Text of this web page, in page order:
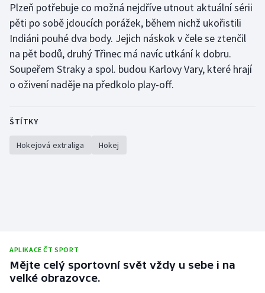
Plzeň potřebuje co možná nejdříve utnout aktuální sérii
pěti po sobě jdoucích porážek, během nichž ukořistili
Indiáni pouhé dva body. Jejich náskok v čele se ztenčil
na pět bodů, druhý Třinec má navíc utkání k dobru.
Soupeřem Straky a spol. budou Karlovy Vary, které hrají
o oživení naděje na předkolo play-off.
ŠTÍTKY
Hokejová extraliga Hokej
APLIKACE ČT SPORT
Mějte celý sportovní svět vždy u sebe i na
velké obrazovce.